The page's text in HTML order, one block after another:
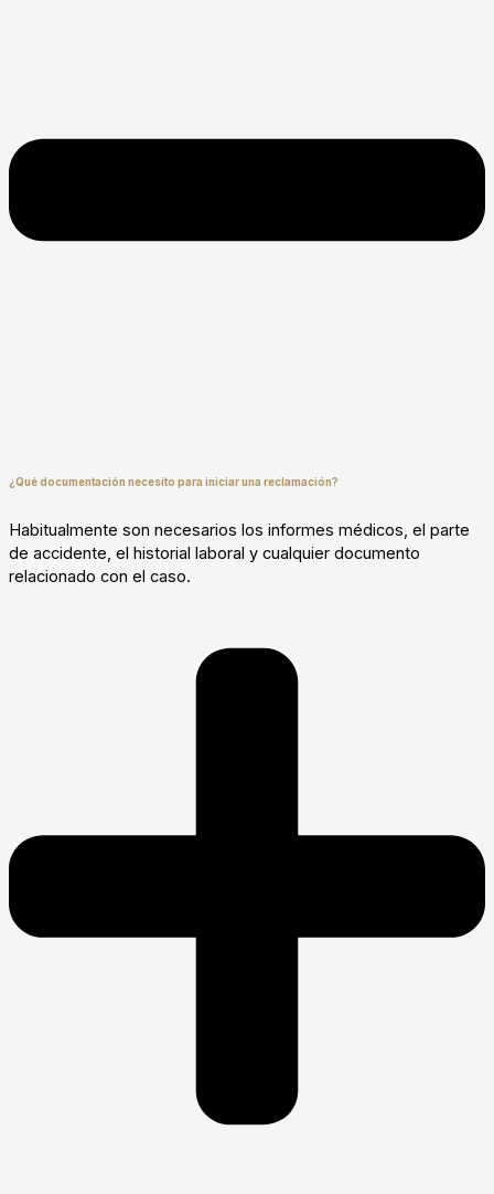
¿Qué documentación necesito para iniciar una reclamación?
Habitualmente son necesarios los informes médicos, el parte
de accidente, el historial laboral y cualquier documento
relacionado con el caso.